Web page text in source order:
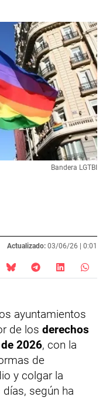
Bandera LGTBI
Actualizado: 03/06/26 | 0:01
ayuntamientos
de los derechos
2026, con la
de
y colgar la
según ha